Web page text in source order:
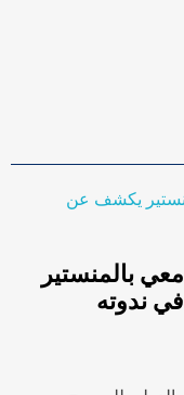
بالمنستير
يكشف عن تفاصيل الدورة 20 في ندوته